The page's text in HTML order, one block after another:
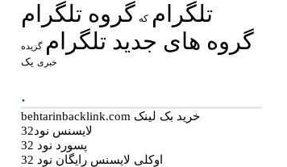
تلگرام که گروه تلگرام
گروه های جدید تلگرام گزیده
خبری یک
.
خرید بک لینک behtarinbacklink.com
لایسنس نود32
پسورد نود 32
اوکلی لایسنس رایگان نود 32